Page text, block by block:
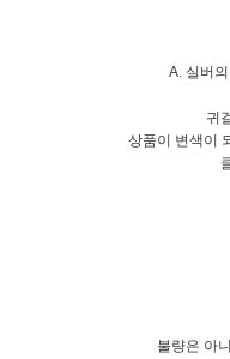
A. 실버
귀
상품이 변색이
불량은 아